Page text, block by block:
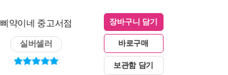
삐약이네 중고서점
실버셀러
장바구니 담기
바로구매
보관함 담기